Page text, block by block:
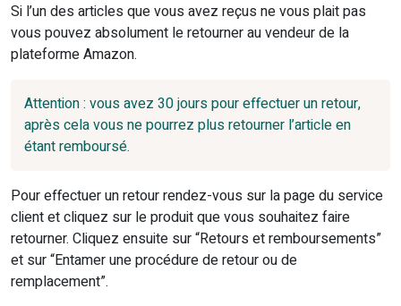
Si l’un des articles que vous avez reçus ne vous plait pas
vous pouvez absolument le retourner au vendeur de la
plateforme Amazon.
Attention : vous avez 30 jours pour effectuer un retour,
après cela vous ne pourrez plus retourner l’article en
étant remboursé.
Pour effectuer un retour rendez-vous sur la page du service
client et cliquez sur le produit que vous souhaitez faire
retourner. Cliquez ensuite sur “Retours et remboursements”
et sur “Entamer une procédure de retour ou de
remplacement”.